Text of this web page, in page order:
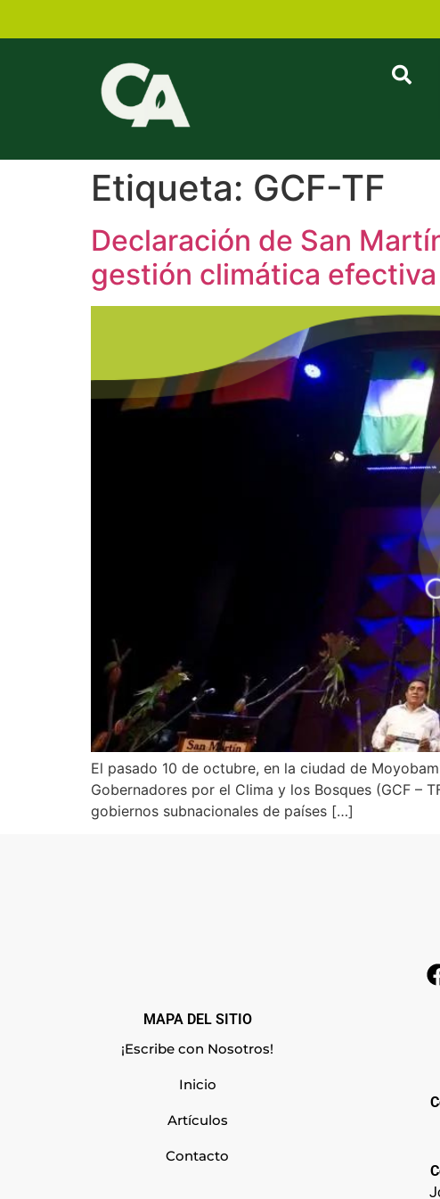
Etiqueta: GCF-TF
Declaración de San
gestión climática efectiva
El pasado 10 de octubre, en la ciudad de
Gobernadores por el Clima y los Bosques (GCF –
gobiernos subnacionales de países […]
MAPA DEL SITIO
¡Escribe con Nosotros!
Inicio
Artículos
Contacto